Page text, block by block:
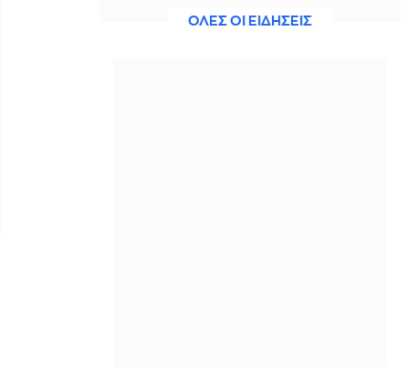
προμήθευε όλη τη χώρα
ΟΛΕΣ ΟΙ ΕΙΔΗΣΕΙΣ